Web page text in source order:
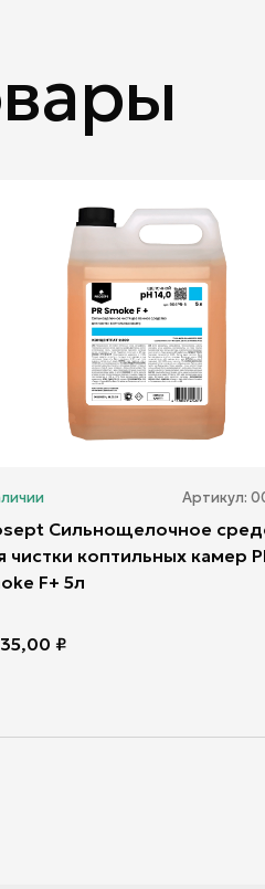
Артикул:
Сильнощелочное
чистки коптильных камер
F+ 5л
₽